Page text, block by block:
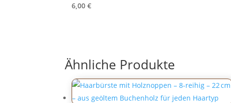
6,00 €
Ähnliche Produkte